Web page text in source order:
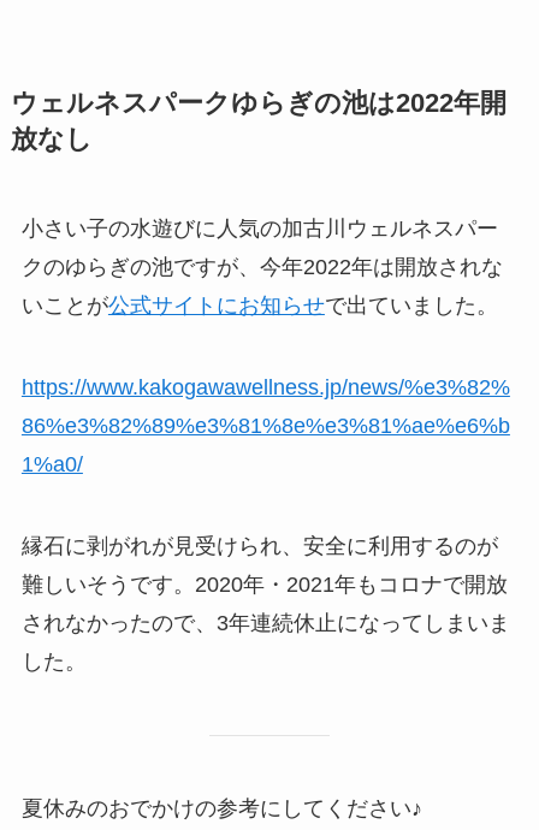
ウェルネスパークゆらぎの池は2022年開
放なし
小さい子の水遊びに人気の加古川ウェルネスパー
クのゆらぎの池ですが、今年2022年は開放されな
いことが公式サイトにお知らせで出ていました。
https://www.kakogawawellness.jp/news/%e3%82%
86%e3%82%89%e3%81%8e%e3%81%ae%e6%b
1%a0/
縁石に剥がれが見受けられ、安全に利用するのが
難しいそうです。2020年・2021年もコロナで開放
されなかったので、3年連続休止になってしまいま
した。
夏休みのおでかけの参考にしてください♪